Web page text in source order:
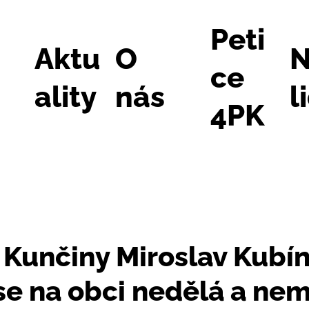
Aktu
ality
O
nás
Peti
ce
4PK
Miroslav
na obci nedělá a